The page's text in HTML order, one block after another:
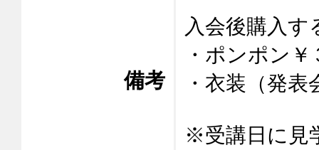
備考
入会後購入す
・ポンポン
・衣装（発
※受講日に見